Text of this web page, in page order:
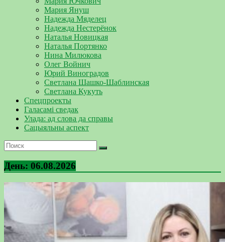
Мария Януш
Надежда Мяделец
Надежда Нестерёнок
Наталья Новицкая
Наталья Портянко
Нина Милюкова
Олег Войнич
Юрий Виноградов
Светлана Шашко-Шаблинская
Светлана Кукуть
Спецпроекты
Галасамі сведак
Улада: ад слова да справы
Сацыяльны аспект
День: 06.08.2026